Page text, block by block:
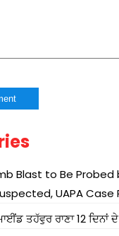
Blast to Be Probed
UAPA
ਤਹੱਵੁਰ ਰਾਣਾ 12 ਦਿਨਾਂ